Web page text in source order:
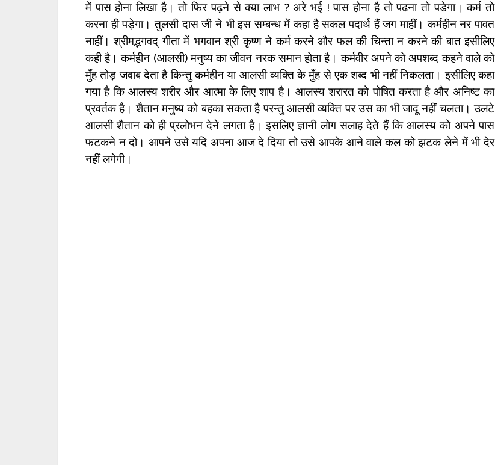
में पास होना लिखा है। तो फिर पढ़ने से क्या लाभ ? अरे भई ! पास होना है तो पढना तो पडेगा। कर्म तो
करना ही पड़ेगा। तुलसी दास जी ने भी इस सम्बन्ध में कहा है सकल पदार्थ हैं जग माहीं। कर्महीन नर पावत
नाहीं। श्रीमद्भगवद् गीता में भगवान श्री कृष्ण ने कर्म करने और फल की चिन्ता न करने की बात इसीलिए
कही है। कर्महीन (आलसी) मनुष्य का जीवन नरक समान होता है। कर्मवीर अपने को अपशब्द कहने वाले को
मुँह तोड़ जवाब देता है किन्तु कर्महीन या आलसी व्यक्ति के मुँह से एक शब्द भी नहीं निकलता। इसीलिए कहा
गया है कि आलस्य शरीर और आत्मा के लिए शाप है। आलस्य शरारत को पोषित करता है और अनिष्ट का
प्रवर्तक है। शैतान मनुष्य को बहका सकता है परन्तु आलसी व्यक्ति पर उस का भी जादू नहीं चलता। उलटे
आलसी शैतान को ही प्रलोभन देने लगता है। इसलिए ज्ञानी लोग सलाह देते हैं कि आलस्य को अपने पास
फटकने न दो। आपने उसे यदि अपना आज दे दिया तो उसे आपके आने वाले कल को झटक लेने में भी देर
नहीं लगेगी।